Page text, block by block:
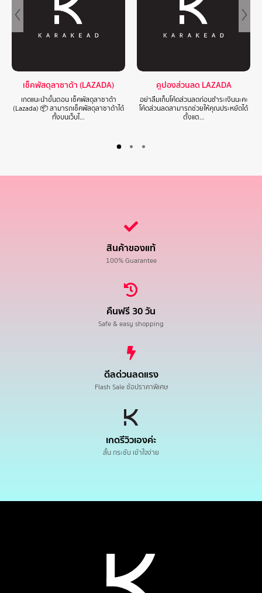
เช็คพัสดุลาซาด้า (LAZADA)
เกดแนะนำขั้นตอน เช็คพัสดุลาซาด้า
(Lazada) 📦 สามารถเช็คพัสดุลาซาด้าได้
ทั้งบนเว็บไ…
คูปองส่วนลด LAZADA
อย่าลืมเก็บโค้ดส่วนลดก่อนชำระเงินนะคะ
โค้ดส่วนลดสามารถช่วยให้คุณประหยัดได้
ตั้งแต…
สินค้าของแท้
100% Guarantee
คืนฟรี 30 วัน
Safe & easy shopping
ดีลด่วนลดแรง
Flash Sale ช้อปราคาพิเศษ
เกดรีวิวเองค่ะ
สั้น กระชับ เข้าใจง่าย